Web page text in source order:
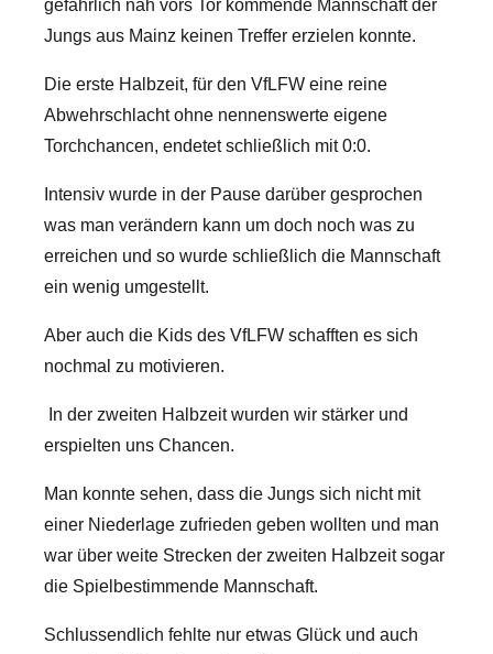
gefährlich nah vors Tor kommende Mannschaft der
Jungs aus Mainz keinen Treffer erzielen konnte.
Die erste Halbzeit, für den VfLFW eine reine
Abwehrschlacht ohne nennenswerte eigene
Torchchancen, endetet schließlich mit 0:0.
Intensiv wurde in der Pause darüber gesprochen
was man verändern kann um doch noch was zu
erreichen und so wurde schließlich die Mannschaft
ein wenig umgestellt.
Aber auch die Kids des VfLFW schafften es sich
nochmal zu motivieren.
In der zweiten Halbzeit wurden wir stärker und
erspielten uns Chancen.
Man konnte sehen, dass die Jungs sich nicht mit
einer Niederlage zufrieden geben wollten und man
war über weite Strecken der zweiten Halbzeit sogar
die Spielbestimmende Mannschaft.
Schlussendlich fehlte nur etwas Glück und auch